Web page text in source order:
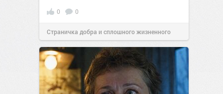
0 0
Страничка добра и сплошного жизненного
позитива!15:38Сегодня